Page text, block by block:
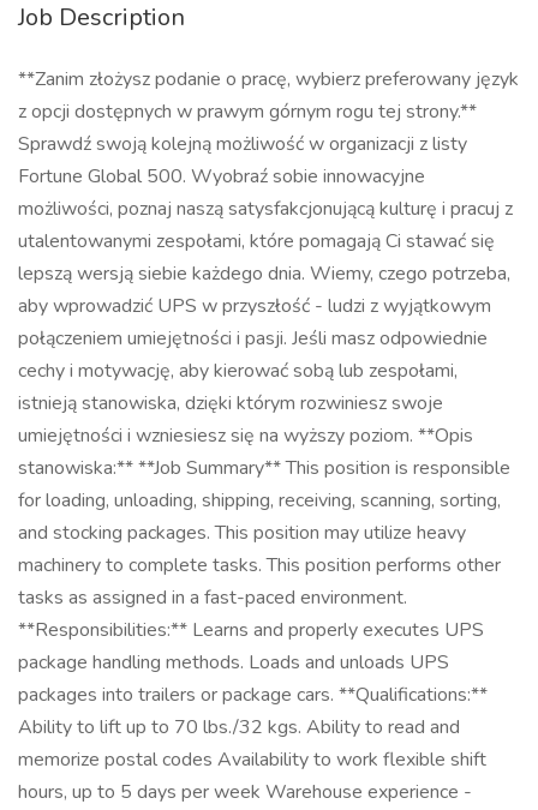
Job Description
**Zanim złożysz podanie o pracę, wybierz preferowany język
z opcji dostępnych w prawym górnym rogu tej strony.**
Sprawdź swoją kolejną możliwość w organizacji z listy
Fortune Global 500. Wyobraź sobie innowacyjne
możliwości, poznaj naszą satysfakcjonującą kulturę i pracuj z
utalentowanymi zespołami, które pomagają Ci stawać się
lepszą wersją siebie każdego dnia. Wiemy, czego potrzeba,
aby wprowadzić UPS w przyszłość - ludzi z wyjątkowym
połączeniem umiejętności i pasji. Jeśli masz odpowiednie
cechy i motywację, aby kierować sobą lub zespołami,
istnieją stanowiska, dzięki którym rozwiniesz swoje
umiejętności i wzniesiesz się na wyższy poziom. **Opis
stanowiska:** **Job Summary** This position is responsible
for loading, unloading, shipping, receiving, scanning, sorting,
and stocking packages. This position may utilize heavy
machinery to complete tasks. This position performs other
tasks as assigned in a fast-paced environment.
**Responsibilities:** Learns and properly executes UPS
package handling methods. Loads and unloads UPS
packages into trailers or package cars. **Qualifications:**
Ability to lift up to 70 lbs./32 kgs. Ability to read and
memorize postal codes Availability to work flexible shift
hours, up to 5 days per week Warehouse experience -